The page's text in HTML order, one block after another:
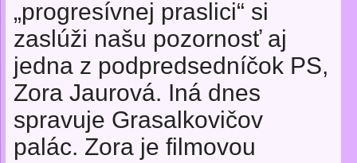
„progresívnej praslici“ si
zaslúži našu pozornosť aj
jedna z podpredsedníčok PS,
Zora Jaurová. Iná dnes
spravuje Grasalkovičov
palác. Zora je filmovou